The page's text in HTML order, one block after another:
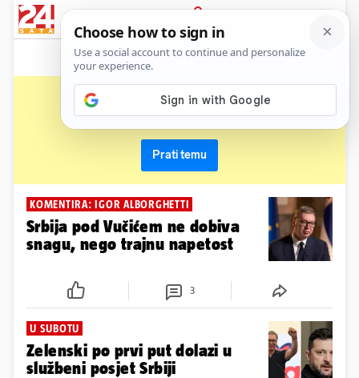
PRIJAVA
News
srbija
Prati temu
KOMENTIRA: IGOR ALBORGHETTI
Srbija pod Vučićem ne dobiva
snagu, nego trajnu napetost
3
U SUBOTU
Zelenski po prvi put dolazi u
službeni posjet Srbiji